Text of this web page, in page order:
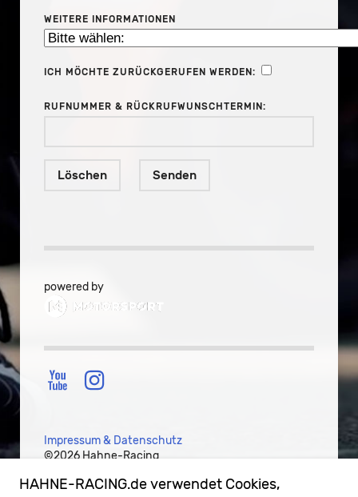
WEITERE INFORMATIONEN
ICH MÖCHTE ZURÜCKGERUFEN WERDEN:
RUFNUMMER & RÜCKRUFWUNSCHTERMIN:
powered by
Impressum & Datenschutz
©2026 Hahne-Racing
HAHNE-RACING.de verwendet Cookies,